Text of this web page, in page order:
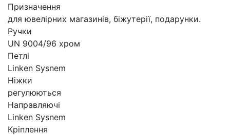
Призначення
для ювелірних магазинів, біжутерії, подарунки.
Ручки
UN 9004/96 хром
Петлі
Linken Sysnem
Ніжки
регулюються
Направляючі
Linken Sysnem
Кріплення